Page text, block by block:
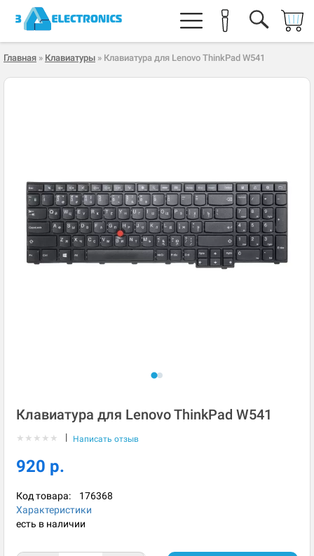
Главная » Клавиатуры » Клавиатура для Lenovo ThinkPad W541
Клавиатура для Lenovo ThinkPad W541
★ ★ ★ ★ ★ | Написать отзыв
920 р.
Код товара: 176368
Характеристики
есть в наличии